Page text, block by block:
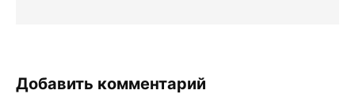
Добавить комментарий